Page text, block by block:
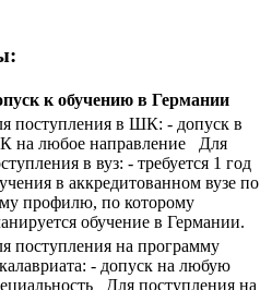
к обучению в Германии
поступления в ШК: - допуск в
на любое направление Для
в вуз: - требуется 1 год
в аккредитованном вузе по
профилю, по которому
обучение в Германии.
поступления на программу
- допуск на любую
Для поступления на